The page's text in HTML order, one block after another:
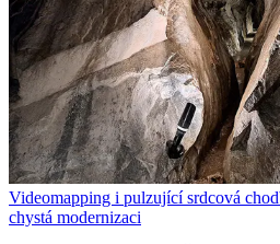
Videomapping i pulzující srdcová
chystá modernizaci